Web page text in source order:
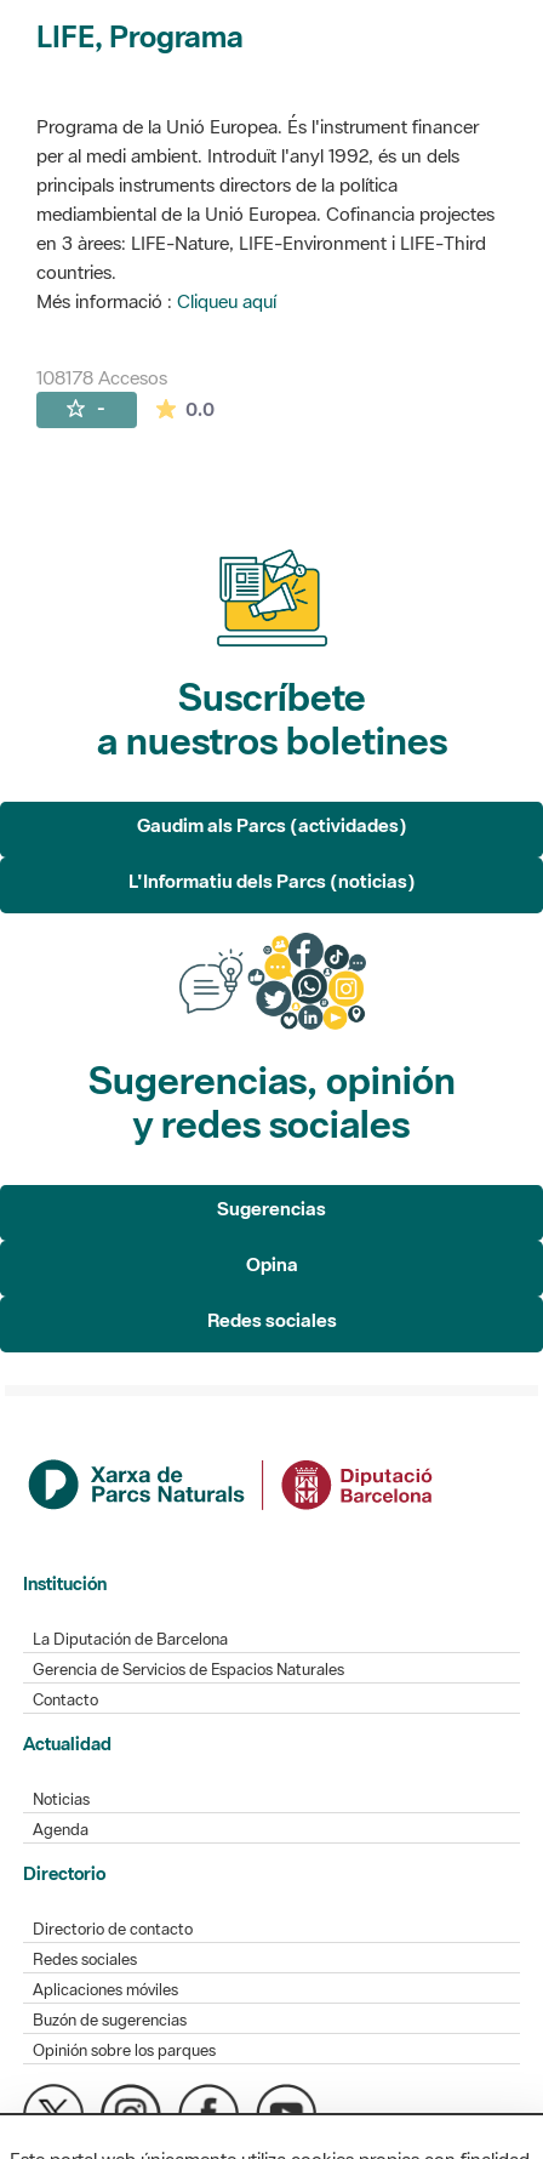
LIFE, Programa
Programa de la Unió Europea. És l'instrument financer
per al medi ambient. Introduït l'anyl 1992, és un dels
principals instruments directors de la política
mediambiental de la Unió Europea. Cofinancia projectes
en 3 àrees: LIFE-Nature, LIFE-Environment i LIFE-Third
countries.
Més informació : Cliqueu aquí
108178 Accesos
- 0.0La valoración media es de 0 estrellas de
Suscríbete
a nuestros boletines
Gaudim als Parcs (actividades)
L'Informatiu dels Parcs (noticias)
Sugerencias, opinión
y redes sociales
Sugerencias
Opina
Redes sociales
Institución
La Diputación de Barcelona
Gerencia de Servicios de Espacios Naturales
Contacto
Actualidad
Noticias
Agenda
Directorio
Directorio de contacto
Redes sociales
Aplicaciones móviles
Buzón de sugerencias
Opinión sobre los parques